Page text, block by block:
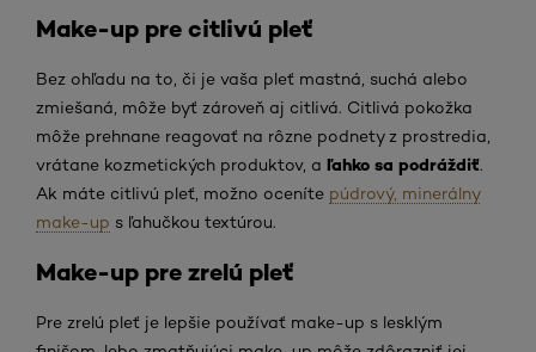
Make-up pre citlivú pleť
Bez ohľadu na to, či je vaša pleť mastná, suchá alebo
zmiešaná, môže byť zároveň aj citlivá. Citlivá pokožka
môže prehnane reagovať na rôzne podnety z prostredia,
vrátane kozmetických produktov, a ľahko sa podráždiť.
Ak máte citlivú pleť, možno oceníte púdrový, minerálny
make-up s ľahučkou textúrou.
Make-up pre zrelú pleť
Pre zrelú pleť je lepšie používať make-up s lesklým